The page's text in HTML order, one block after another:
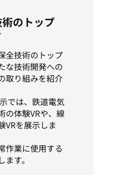
のトップ
全技術のトップ
な技術開発への
取り組みを紹介
では、鉄道電気
の体験VRや、線
VRを展示しま
作業に使用する
す。